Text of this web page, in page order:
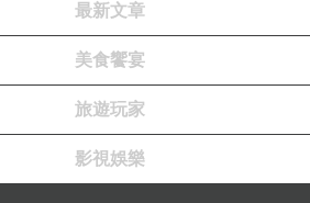
最新文章
美食饗宴
旅遊玩家
影視娛樂